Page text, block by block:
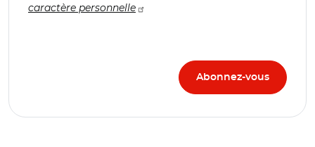
caractère personnelle